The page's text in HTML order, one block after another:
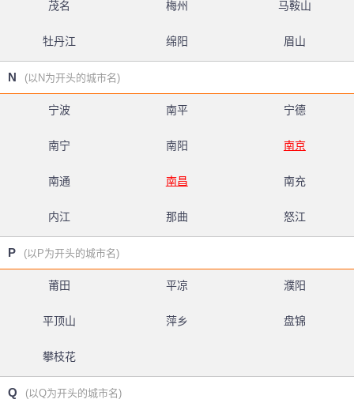
茂名 梅州 马鞍山
牡丹江 绵阳 眉山
N (以N为开头的城市名)
宁波 南平 宁德
南宁 南阳 南京
南通 南昌 南充
内江 那曲 怒江
P (以P为开头的城市名)
莆田 平凉 濮阳
平顶山 萍乡 盘锦
攀枝花
Q (以Q为开头的城市名)